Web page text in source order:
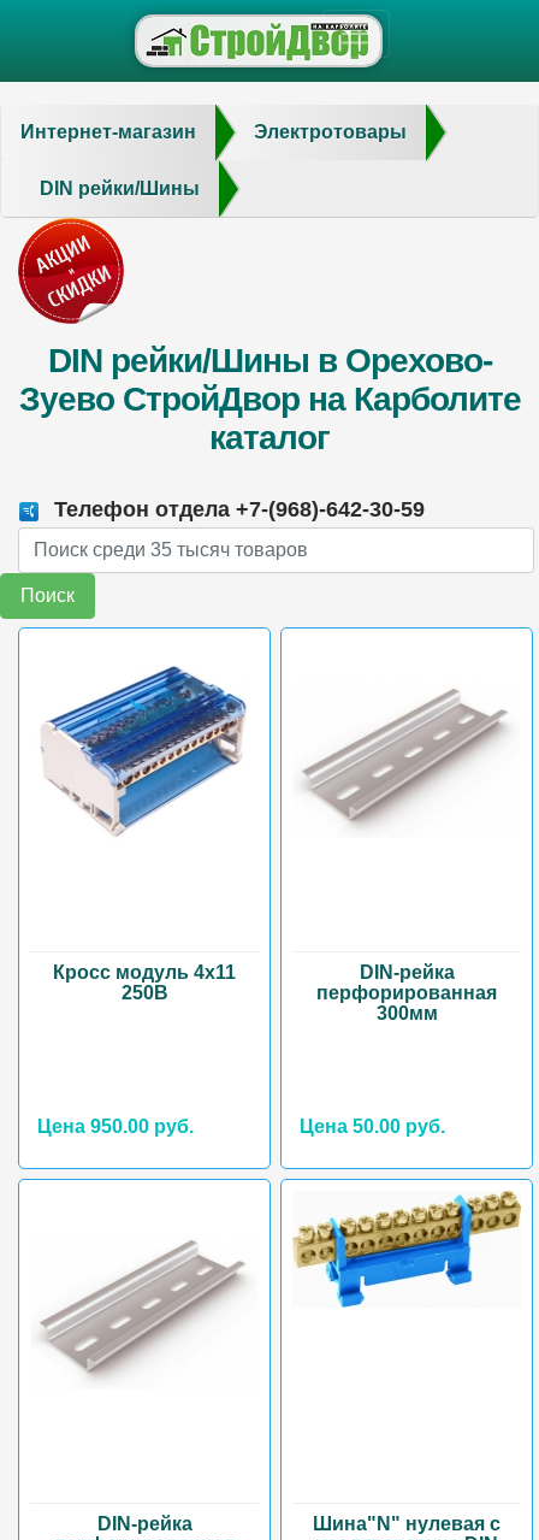
Интернет-магазин Электротовары
DIN рейки/Шины
DIN рейки/Шины в Орехово-
Зуево СтройДвор на Карболите
каталог
Телефон отдела +7-(968)-642-30-59
Поиск
Кросс модуль 4х11
250В
Цена 950.00 руб.
DIN-рейка
перфорированная
300мм
Цена 50.00 руб.
DIN-рейка
Шина"N" нулевая с